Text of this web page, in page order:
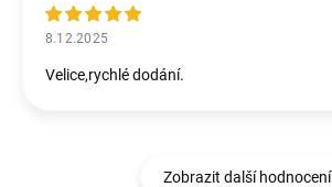
8.12.2025
Velice,rychlé dodání.
Zobrazit další hodnocení